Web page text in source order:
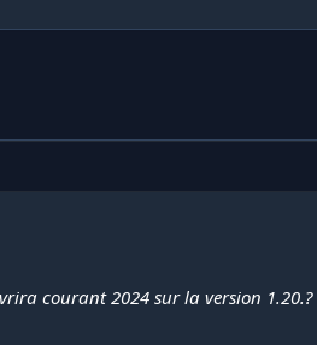
courant 2024 sur la version